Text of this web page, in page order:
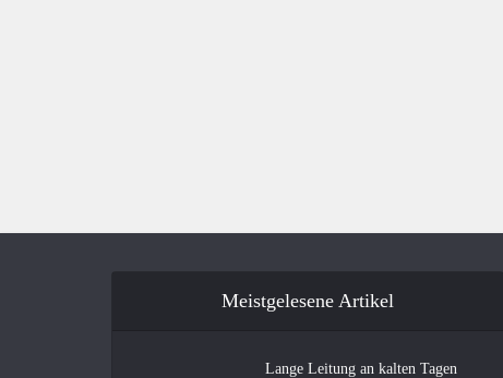
Meistgelesene Artikel
Lange Leitung an kalten Tagen